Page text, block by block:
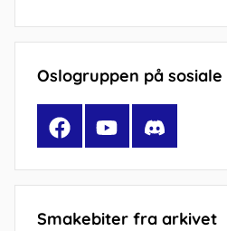
Oslogruppen på
FacebookYouTubeDiscord
Smakebiter fra arkivet